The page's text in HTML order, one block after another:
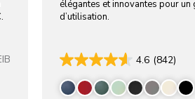
colors
élégantes et innovantes pour
d’utilisation.
4.6 (842)